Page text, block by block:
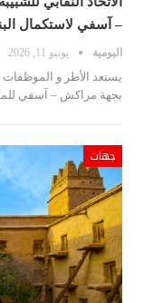
– آسفي لاستكمال
اليومية يونيو 11, 2026
يستعد الأطر و الموظفات
بجهة مراكش – آسفي
جهات